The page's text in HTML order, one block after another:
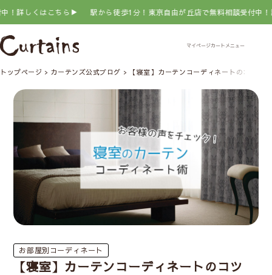
ら▶ 駅から徒歩1分！東京自由が丘店で無料相談受付中！詳しくはこちら▶
トップページ カーテンズ公式ブログ 【寝室】カーテンコーディネートのコツは
お部屋別コーディネート
【寝室】カーテンコーディネートのコツ